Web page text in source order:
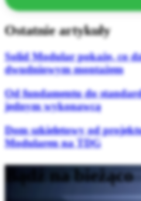
Ostatnie artykuły
Solid Modular pokaże, co
dwudniowym montażem
Od fundamentu do
jednym wykonawcą
Dom szkieletowy od
Modularen na TDG
Bądź na bieżąco